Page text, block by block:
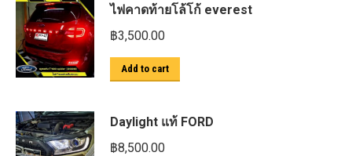
ไฟคาดท้ายโล้โก้ everest
฿3,500.00
Add to cart
Daylight แท้ FORD
฿8,500.00